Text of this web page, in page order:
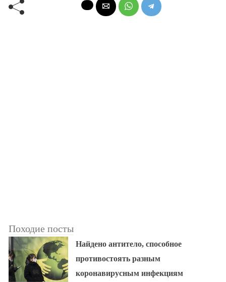
Походие посты
Найдено антитело, способное
противостоять разным
коронавирусным инфекциям